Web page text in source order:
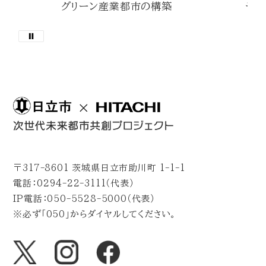
グリーン産業都市の構築 デ
〒317-8601 茨城県日立市助川町 1-1-1
電話：0294-22-3111（代表）
IP電話：050-5528-5000（代表）
※必ず「050」からダイヤルしてください。